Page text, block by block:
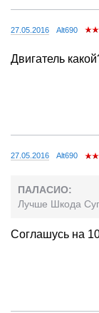
27.05.2016 Alt690
Двигатель
27.05.2016 Alt690
ПАЛАСИО:
Лучше Шкода
Соглашусь на